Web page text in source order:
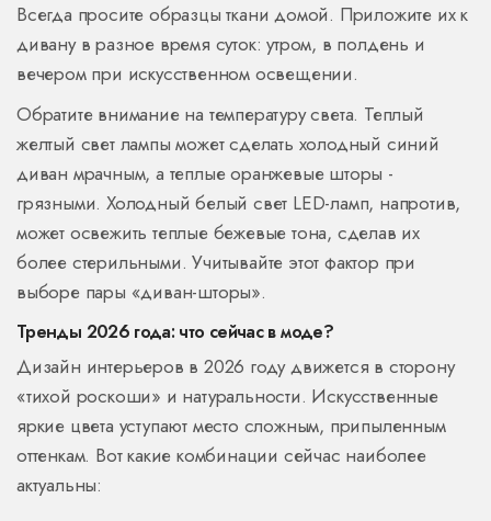
Всегда просите образцы ткани домой. Приложите их к
дивану в разное время суток: утром, в полдень и
вечером при искусственном освещении.
Обратите внимание на температуру света. Теплый
желтый свет лампы может сделать холодный синий
диван мрачным, а теплые оранжевые шторы -
грязными. Холодный белый свет LED-ламп, напротив,
может освежить теплые бежевые тона, сделав их
более стерильными. Учитывайте этот фактор при
выборе пары «диван-шторы».
Тренды 2026 года: что сейчас в моде?
Дизайн интерьеров в 2026 году движется в сторону
«тихой роскоши» и натуральности. Искусственные
яркие цвета уступают место сложным, припыленным
оттенкам. Вот какие комбинации сейчас наиболее
актуальны: